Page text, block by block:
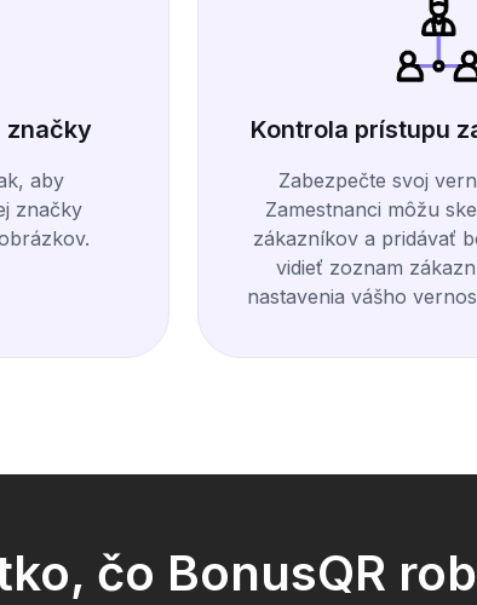
značky
aby
značky
Kontrola prístupu
Zabezpečte svoj
Zamestnanci môžu
zákazníkov a pridávať
vidieť zoznam
nastavenia vášho
čo BonusQR